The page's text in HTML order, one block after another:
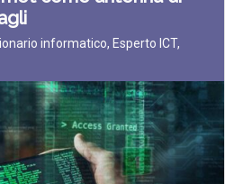
informatico, Esperto ICT,